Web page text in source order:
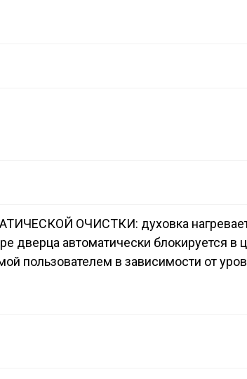
ОЧИСТКИ: духовка
дверца автоматически блокируется
пользователем в зависимости от